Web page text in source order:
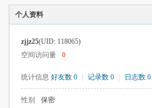
个人资料
zjjz25(UID: 118065)
空间访问量
0
统计信息 好友数 0 记录数 0 日志数 0
性别 保密